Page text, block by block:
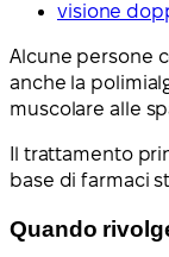
visione
Alcune persone
anche la
muscolare alle
Il trattamento
base di farmaci
Quando